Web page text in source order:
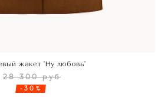
жакет 'Ну любовь'
28 300 руб
-30%